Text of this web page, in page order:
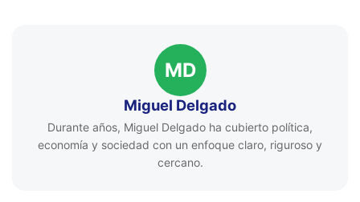
MD
Miguel Delgado
Durante años, Miguel Delgado ha cubierto política,
economía y sociedad con un enfoque claro, riguroso y
cercano.